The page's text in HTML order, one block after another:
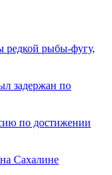
редкой рыбы-фугу,
задержан по
по достижении
Сахалине